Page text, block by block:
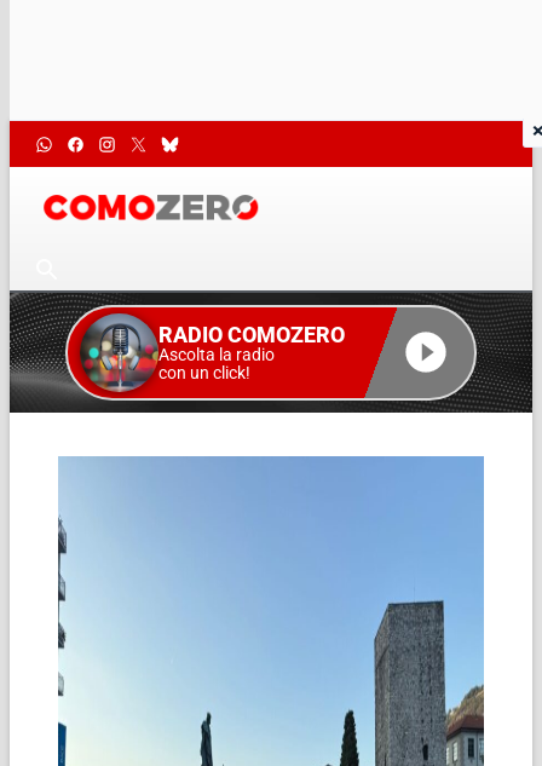
RADIO COMOZERO
Ascolta la radio
con un click!